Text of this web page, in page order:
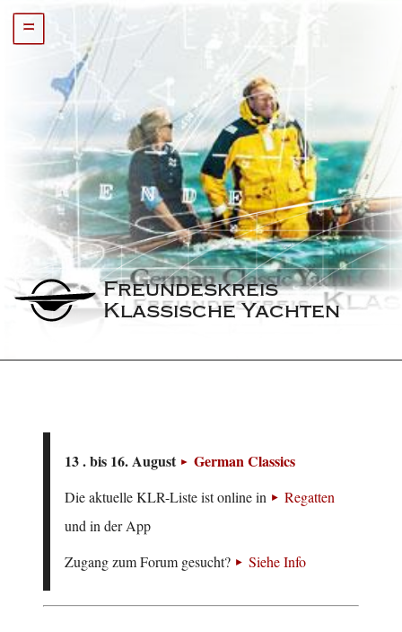
=
Freundeskreis
Klassische Yachten
13 . bis 16. August German Classics
Die aktuelle KLR-Liste ist online in
Regatten
und in der App
Zugang zum Forum gesucht?
Siehe Info